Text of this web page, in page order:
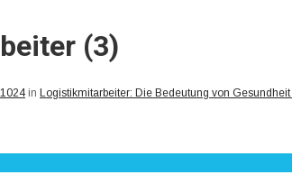
(3)
in Logistikmitarbeiter: Die Bedeutung von